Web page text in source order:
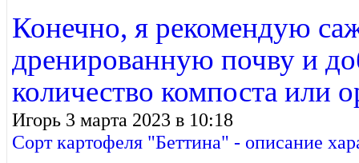
Конечно, я рекомендую
дренированную почву и
количество компоста или
Игорь 3 марта 2023 в 10:18
Сорт картофеля "Беттина" - описание